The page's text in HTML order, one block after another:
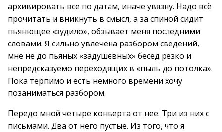
архивировать все по датам, иначе увязну. Надо всё
прочитать и вникнуть в смысл, а за спиной сидит
пьянющее «зудило», обзывает меня последними
словами. Я сильно увлечена разбором сведений,
мне не до пьяных «задушевных» бесед резко и
непредсказуемо переходящих в «пыль до потолка».
Пока терпимо и есть немного времени хочу
позаниматься разбором.
Передо мной четыре конверта от нее. Три из них с
письмами. Два от него пустые. Из того, что я